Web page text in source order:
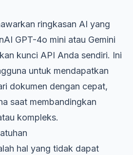
ringkasan AI yang
GPT-4o mini atau Gemini
kunci API Anda sendiri. Ini
untuk mendapatkan
dokumen dengan cepat,
saat membandingkan
kompleks.
hal yang tidak dapat